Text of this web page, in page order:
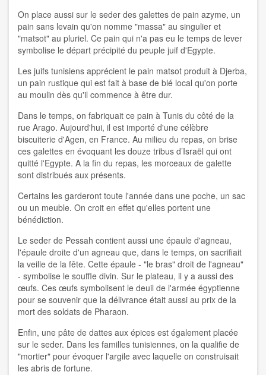
On place aussi sur le seder des galettes de pain azyme, un
pain sans levain qu'on nomme "massa" au singulier et
"matsot" au pluriel. Ce pain qui n'a pas eu le temps de lever
symbolise le départ précipité du peuple juif d'Egypte.
Les juifs tunisiens apprécient le pain matsot produit à Djerba,
un pain rustique qui est fait à base de blé local qu'on porte
au moulin dès qu'il commence à être dur.
Dans le temps, on fabriquait ce pain à Tunis du côté de la
rue Arago. Aujourd'hui, il est importé d'une célèbre
biscuiterie d'Agen, en France. Au milieu du repas, on brise
ces galettes en évoquant les douze tribus d’Israël qui ont
quitté l'Egypte. A la fin du repas, les morceaux de galette
sont distribués aux présents.
Certains les garderont toute l'année dans une poche, un sac
ou un meuble. On croit en effet qu'elles portent une
bénédiction.
Le seder de Pessah contient aussi une épaule d'agneau,
l'épaule droite d'un agneau que, dans le temps, on sacrifiait
la veille de la fête. Cette épaule - "le bras" droit de l'agneau"
- symbolise le souffle divin. Sur le plateau, il y a aussi des
œufs. Ces œufs symbolisent le deuil de l'armée égyptienne
pour se souvenir que la délivrance était aussi au prix de la
mort des soldats de Pharaon.
Enfin, une pâte de dattes aux épices est également placée
sur le seder. Dans les familles tunisiennes, on la qualifie de
"mortier" pour évoquer l'argile avec laquelle on construisait
les abris de fortune.